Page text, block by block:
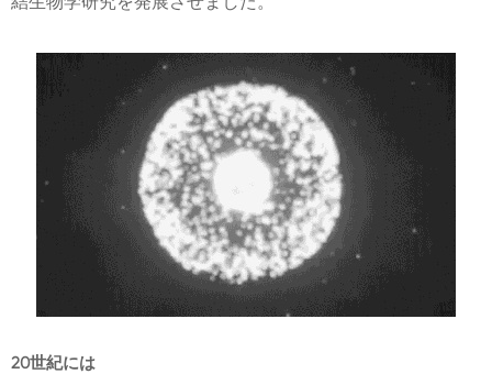
20世紀には